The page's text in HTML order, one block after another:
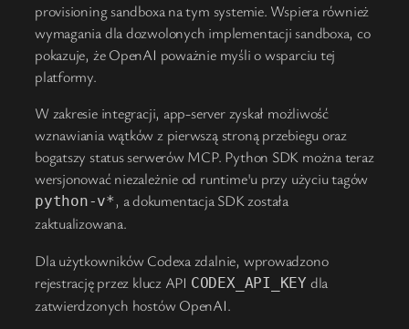
provisioning sandboxa na tym systemie. Wspiera również
wymagania dla dozwolonych implementacji sandboxa, co
pokazuje, że OpenAI poważnie myśli o wsparciu tej
platformy.
W zakresie integracji, app-server zyskał możliwość
wznawiania wątków z pierwszą stroną przebiegu oraz
bogatszy status serwerów MCP. Python SDK można teraz
wersjonować niezależnie od runtime'u przy użyciu tagów
python-v*, a dokumentacja SDK została
zaktualizowana.
Dla użytkowników Codexa zdalnie, wprowadzono
rejestrację przez klucz API CODEX_API_KEY dla
zatwierdzonych hostów OpenAI.